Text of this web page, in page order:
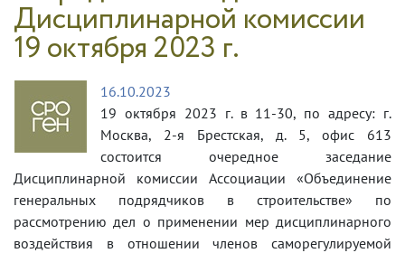
Дисциплинарной комиссии
19 октября 2023 г.
16.10.2023
19 октября 2023 г. в 11-30, по адресу: г.
Москва, 2-я Брестская, д. 5, офис 613
состоится очередное заседание
Дисциплинарной комиссии Ассоциации «Объединение
генеральных подрядчиков в строительстве» по
рассмотрению дел о применении мер дисциплинарного
воздействия в отношении членов саморегулируемой